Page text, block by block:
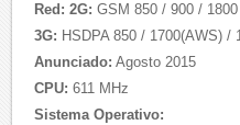
Red: 2G: GSM 850 / 900 /
3G: HSDPA 850 / 1700(AWS) /
Anunciado: Agosto 2015
CPU: 611 MHz
Sistema Operativo: